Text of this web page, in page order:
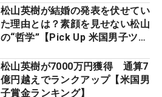
松山英樹が結婚の発表を伏せてい
た理由とは？素顔を見せない松山
の“哲学”【Pick Up 米国男子ツア
松山英樹が7000万円獲得 通算7
億円越えでランクアップ【米国男
子賞金ランキング】